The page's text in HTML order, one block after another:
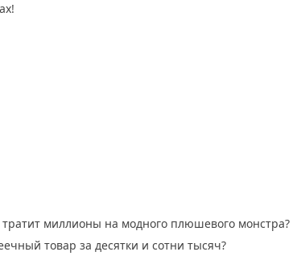
миллионы на модного плюшевого монстра?
товар за десятки и сотни тысяч?